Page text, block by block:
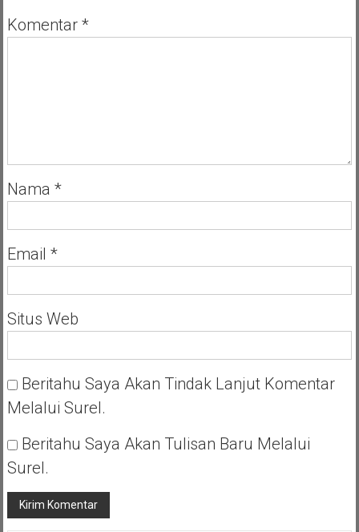
Komentar *
Nama *
Email *
Situs Web
Beritahu Saya Akan Tindak Lanjut Komentar
Melalui Surel.
Beritahu Saya Akan Tulisan Baru Melalui
Surel.